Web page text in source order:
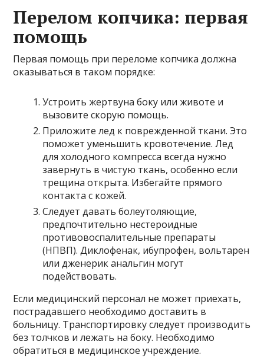
Перелом копчика: первая
помощь
Первая помощь при переломе копчика должна
оказываться в таком порядке:
Устроить жертвуна боку или животе и
вызовите скорую помощь.
Приложите лед к поврежденной ткани. Это
поможет уменьшить кровотечение. Лед
для холодного компресса всегда нужно
завернуть в чистую ткань, особенно если
трещина открыта. Избегайте прямого
контакта с кожей.
Следует давать болеутоляющие,
предпочтительно нестероидные
противовоспалительные препараты
(НПВП). Диклофенак, ибупрофен, вольтарен
или дженерик анальгин могут
подействовать.
Если медицинский персонал не может приехать,
пострадавшего необходимо доставить в
больницу. Транспортировку следует производить
без толчков и лежать на боку. Необходимо
обратиться в медицинское учреждение.